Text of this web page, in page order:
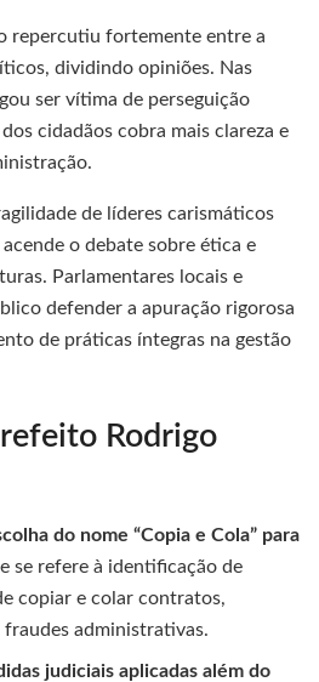
repercutiu fortemente entre a
dividindo opiniões. Nas
ser vítima de perseguição
cidadãos cobra mais clareza e
de líderes carismáticos
o debate sobre ética e
Parlamentares locais e
defender a apuração rigorosa
de práticas íntegras na gestão
Rodrigo
do nome “Copia e Cola” para
se refere à identificação de
copiar e colar contratos,
fraudes administrativas.
judiciais aplicadas além do